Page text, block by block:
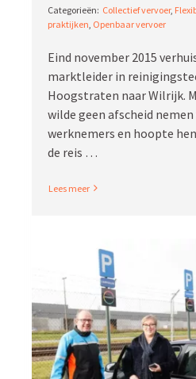
Collectief vervoer,
praktijken Openbaar vervoer
Eind november 2015
markt­leider in
Hoogstraten naar Wilrijk.
wilde geen afscheid nemen
werknemers en hoopte
de reis …
Read More